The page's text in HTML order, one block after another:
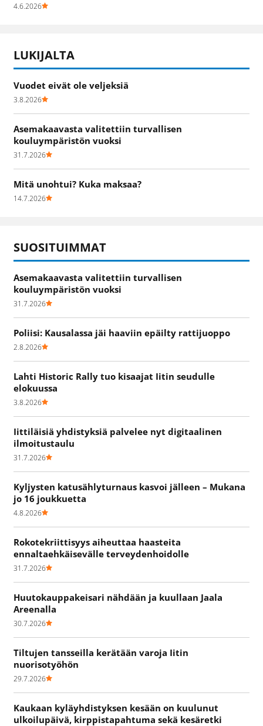
4.6.2026
LUKIJALTA
Vuodet eivät ole veljeksiä
3.8.2026
Asemakaavasta valitettiin turvallisen
kouluympäristön vuoksi
31.7.2026
Mitä unohtui? Kuka maksaa?
14.7.2026
SUOSITUIMMAT
Asemakaavasta valitettiin turvallisen
kouluympäristön vuoksi
31.7.2026
Poliisi: Kausalassa jäi haaviin epäilty rattijuoppo
2.8.2026
Lahti Historic Rally tuo kisaajat Iitin seudulle
elokuussa
3.8.2026
Iittiläisiä yhdistyksiä palvelee nyt digitaalinen
ilmoitustaulu
31.7.2026
Kyljysten katusählyturnaus kasvoi jälleen – Mukana
jo 16 joukkuetta
4.8.2026
Rokotekriittisyys aiheuttaa haasteita
ennaltaehkäisevälle terveydenhoidolle
31.7.2026
Huutokauppakeisari nähdään ja kuullaan Jaala
Areenalla
30.7.2026
Tiltujen tansseilla kerätään varoja Iitin
nuorisotyöhön
29.7.2026
Kaukaan kyläyhdistyksen kesään on kuulunut
ulkoilupäivä, kirppistapahtuma sekä kesäretki